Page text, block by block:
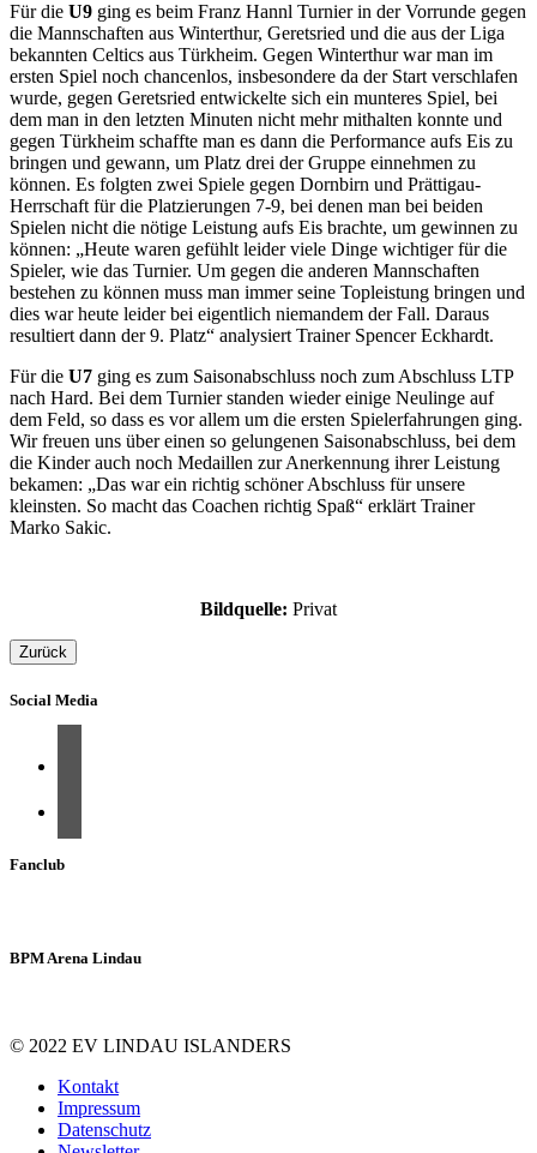
Für die U9 ging es beim Franz Hannl Turnier in der Vorrunde gegen
die Mannschaften aus Winterthur, Geretsried und die aus der Liga
bekannten Celtics aus Türkheim. Gegen Winterthur war man im
ersten Spiel noch chancenlos, insbesondere da der Start verschlafen
wurde, gegen Geretsried entwickelte sich ein munteres Spiel, bei
dem man in den letzten Minuten nicht mehr mithalten konnte und
gegen Türkheim schaffte man es dann die Performance aufs Eis zu
bringen und gewann, um Platz drei der Gruppe einnehmen zu
können. Es folgten zwei Spiele gegen Dornbirn und Prättigau-
Herrschaft für die Platzierungen 7-9, bei denen man bei beiden
Spielen nicht die nötige Leistung aufs Eis brachte, um gewinnen zu
können: „Heute waren gefühlt leider viele Dinge wichtiger für die
Spieler, wie das Turnier. Um gegen die anderen Mannschaften
bestehen zu können muss man immer seine Topleistung bringen und
dies war heute leider bei eigentlich niemandem der Fall. Daraus
resultiert dann der 9. Platz“ analysiert Trainer Spencer Eckhardt.
Für die U7 ging es zum Saisonabschluss noch zum Abschluss LTP
nach Hard. Bei dem Turnier standen wieder einige Neulinge auf
dem Feld, so dass es vor allem um die ersten Spielerfahrungen ging.
Wir freuen uns über einen so gelungenen Saisonabschluss, bei dem
die Kinder auch noch Medaillen zur Anerkennung ihrer Leistung
bekamen: „Das war ein richtig schöner Abschluss für unsere
kleinsten. So macht das Coachen richtig Spaß“ erklärt Trainer
Marko Sakic.
Bildquelle: Privat
Zurück
Social Media
Fanclub
BPM Arena Lindau
© 2022 EV LINDAU ISLANDERS
Kontakt
Impressum
Datenschutz